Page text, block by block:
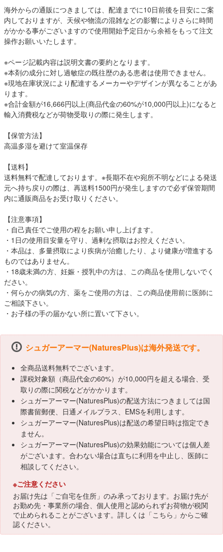
海外からの通販につきましては、配達までに10日前後を目安にご案
内しておりますが、天候や物流の混雑などの影響によりさらに時間
がかかる事がございますので使用開始予定日から余裕をもって注文
操作お願いいたします。
※ページ記載内容は説明文書の要約となります。
※本剤の成分に対し過敏症の既往歴のある患者は使用できません。
※現地在庫状況により配達するメーカーやデザインが異なることがあ
ります。
※合計金額が16,666円以上(商品代金の60%が10,000円以上)になると
輸入消費税などが荷物受取りの際に発生します。
【保管方法】
高温多湿を避けて室温保存
【送料】
送料無料で配達しております。※長期不在や宛所不明などによる発送
元へ持ち戻りの際は、再送料1500円が発生しますので必ず保管期間
内に通販商品をお受け取りください。
【注意事項】
・自己責任でご使用の程をお願い申し上げます。
・1日の使用目安量を守り、過剰な摂取はお控えください。
・本品は、多量摂取により疾病が治癒したり、より健康が増進する
ものではありません。
・18歳未満の方、妊娠・授乳中の方は、この商品を使用しないでく
ださい。
・何らかの病気の方、薬をご使用の方は、この商品使用前に医師に
ご相談下さい。
・お子様の手の届かない所に置いて下さい。
シュガーアーマー(NaturesPlus)は海外発送です。
全商品送料無料でございます。
課税対象額（商品代金の60%）が10,000円を超える場合、受
取りの際に関税などがかかります。
シュガーアーマー(NaturesPlus)の配送方法につきましては国
際書留郵便、日通メイルプラス、EMSを利用します。
シュガーアーマー(NaturesPlus)は配送の希望日時は指定でき
ません。
シュガーアーマー(NaturesPlus)の効果効能については個人差
がございます。合わない場合は直ちに利用を中止し、医師に
相談してください。
※ご注意ください
お届け先は「ご自宅を住所」のみ承っております。お届け先が
お勤め先・事業所の場合、個人使用と認められずお荷物が税関
で止められることがございます。詳しくは「こちら 」からご確
認ください。